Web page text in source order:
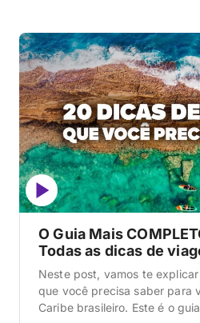
O Guia Mais
Todas as dicas de
Neste post, vamos te
que você precisa saber para
Caribe brasileiro. Este é o